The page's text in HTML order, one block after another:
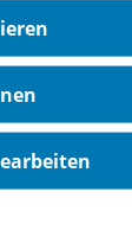
Veranstaltungen